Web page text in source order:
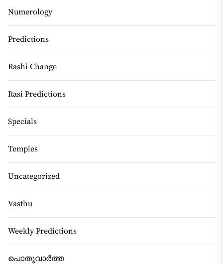
Numerology
Predictions
Rashi Change
Rasi Predictions
Specials
Temples
Uncategorized
Vasthu
Weekly Predictions
പൊതുവാർത്ത